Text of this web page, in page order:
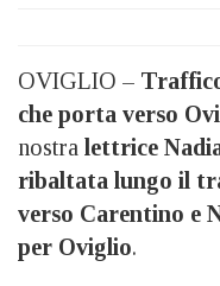
OVIGLIO –
che porta verso
nostra lettrice
ribaltata lungo il
verso Carentino e
per Oviglio.